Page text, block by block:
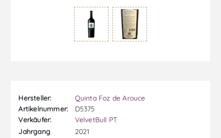
Hersteller:
Quinta Foz de Arouce
Artikelnummer:
D5375
Verkäufer:
VelvetBull PT
Jahrgang
2021